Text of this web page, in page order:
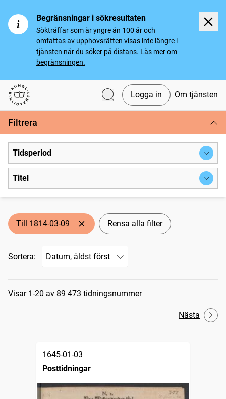
Begränsningar i sökresultaten
Sökträffar som är yngre än 100 år och
omfattas av upphovsrätten visas inte längre i
tjänsten när du söker på distans. Läs mer om
begränsningen.
Svenska tidningar
Logga in Om tjänsten
Filtrera
Tidsperiod
Titel
Till 1814-03-09 Rensa alla filter
Sortera:
Sökresultat
Visar 1-20 av 89 473 tidningsnummer
Nästa
1645-01-03
Posttidningar